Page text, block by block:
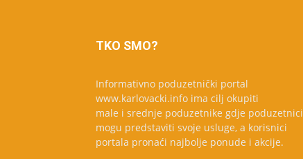
TKO SMO?
Informativno poduzetnički portal
www.karlovacki.info ima cilj okupiti
male i srednje poduzetnike gdje poduzetnici
mogu predstaviti svoje usluge, a korisnici
portala pronaći najbolje ponude i akcije.